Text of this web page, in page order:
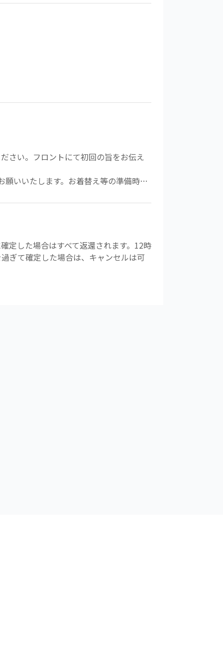
さい。フロントにて初回の旨をお伝え
いいたします。お着替え等の準備時間
です。
をお伝えください。
をお断りさせていただく場合がござい
定した場合はすべて返還されます。12時
ぎて確定した場合は、キャンセルは可